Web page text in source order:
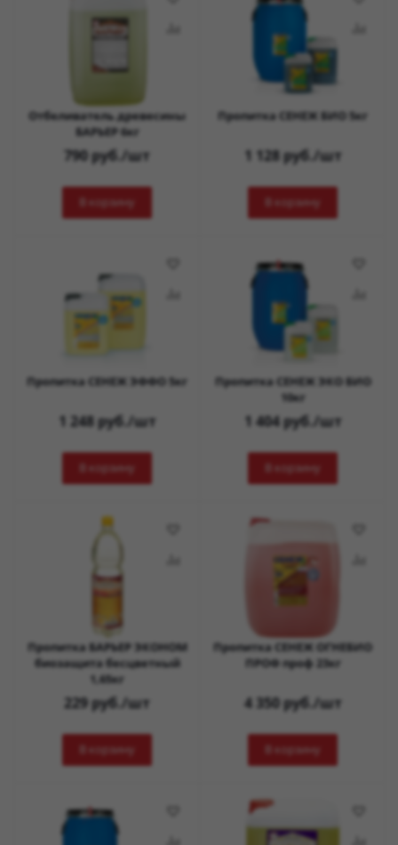
Отбеливатель древесины
БАРЬЕР 6кг
790руб./шт
В корзину
Пропитка СЕНЕЖ БИО 5кг
1 128 руб./шт
В корзину
Пропитка СЕНЕЖ ЭФФО 5кг
1 248 руб./шт
В корзину
Пропитка СЕНЕЖ ЭКО БИО
10кг
1 404руб./шт
В корзину
Пропитка БАРЬЕР ЭКОНОМ
биозащита бесцветный
1,65кг
229руб./шт
В корзину
Пропитка СЕНЕЖ ОГНЕБИО
ПРОФ проф 23кг
4 350руб./шт
В корзину